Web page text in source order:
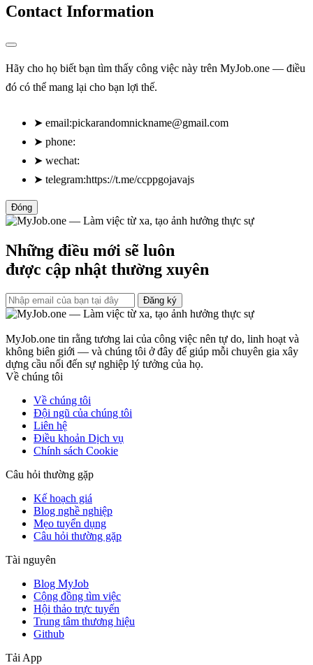
Contact Information
Hãy cho họ biết bạn tìm thấy công việc này trên MyJob.one — điều
đó có thể mang lại cho bạn lợi thế.
➤ email:pickarandomnickname@gmail.com
➤ phone:
➤ wechat:
➤ telegram:https://t.me/ccppgojavajs
Đóng
Những điều mới sẽ luôn
được cập nhật thường xuyên
Đăng ký
MyJob.one tin rằng tương lai của công việc nên tự do, linh hoạt và
không biên giới — và chúng tôi ở đây để giúp mỗi chuyên gia xây
dựng cầu nối đến sự nghiệp lý tưởng của họ.
Về chúng tôi
Về chúng tôi
Đội ngũ của chúng tôi
Liên hệ
Điều khoản Dịch vụ
Chính sách Cookie
Câu hỏi thường gặp
Kế hoạch giá
Blog nghề nghiệp
Mẹo tuyển dụng
Câu hỏi thường gặp
Tài nguyên
Blog MyJob
Cộng đồng tìm việc
Hội thảo trực tuyến
Trung tâm thương hiệu
Github
Tải App